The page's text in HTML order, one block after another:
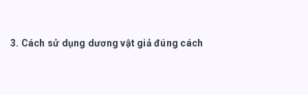
3. Cách sử dụng dương vật giả đúng cách